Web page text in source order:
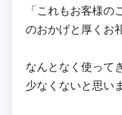
「これもお客様
のおかげと厚く
なんとなく使って
少なくないと思い